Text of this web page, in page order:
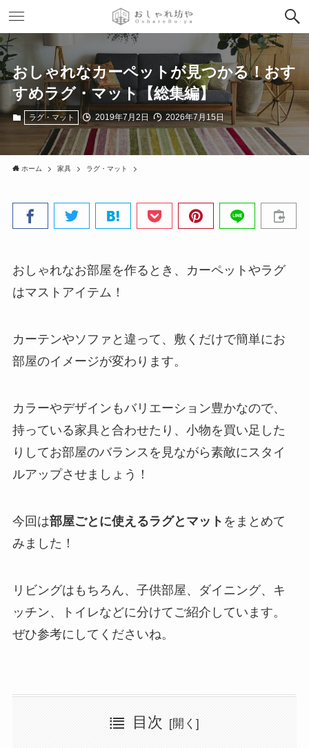
おしゃれなカーペットが見つかる！おす
すめラグ・マット【総集編】
ラグ・マット 2019年7月2日 2026年7月15日
ホーム 家具 ラグ・マット
おしゃれなお部屋を作るとき、カーペットやラグ
はマストアイテム！
カーテンやソファと違って、敷くだけで簡単にお
部屋のイメージが変わります。
カラーやデザインもバリエーション豊かなので、
持っている家具と合わせたり、小物を買い足した
りしてお部屋のバランスを見ながら素敵にスタイ
ルアップさせましょう！
今回は部屋ごとに使えるラグとマット をまとめて
みました！
リビングはもちろん、子供部屋、ダイニング、キ
ッチン、トイレなどに分けてご紹介しています。
ぜひ参考にしてくださいね。
目次